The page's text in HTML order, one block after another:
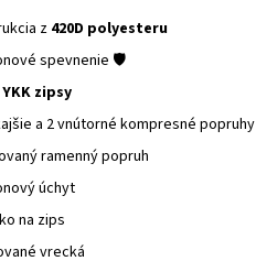
z 420D polyesteru
spevnenie 🛡️
zipsy
a 2 vnútorné kompresné popruhy
ramenný popruh
úchyt
na zips
vrecká